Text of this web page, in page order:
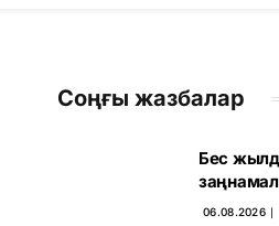
Соңғы жазбалар
Бес
06.08.2026 ∣